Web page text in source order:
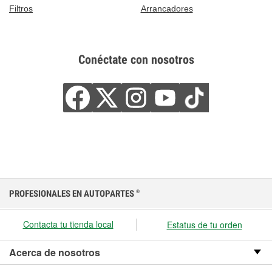
Filtros
Arrancadores
Conéctate con nosotros
PROFESIONALES EN AUTOPARTES ®
Contacta tu tienda local Estatus de tu orden
Acerca de nosotros